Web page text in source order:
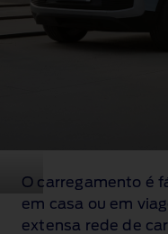
O carregamento é
em casa ou em
extensa rede de